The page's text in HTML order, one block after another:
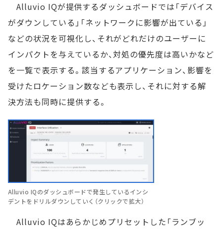
Alluvio IQが提供するダッシュボードでは「デバイス
がダウンしている」「ネットワークに影響が出ている」
などの状況を可視化し、それがどれだけのユーザーに
インパクトを与えているか、対処の優先度は高いかなど
を一覧で表示する。該当するアプリケーション、影響を
受けたロケーション数なども表示し、それに対する解
決方法も同時に提供する。
Alluvio IQのダッシュボードで発生しているインシ
デントをドリルダウンしていく（クリックで拡大）
Alluvio IQはあらかじめプリセットした「ランブッ